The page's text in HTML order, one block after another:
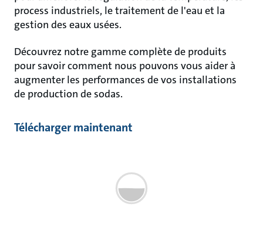
process industriels, le traitement de l'eau et la
gestion des eaux usées.
Découvrez notre gamme complète de produits
pour savoir comment nous pouvons vous aider à
augmenter les performances de vos installations
de production de sodas.
Télécharger maintenant